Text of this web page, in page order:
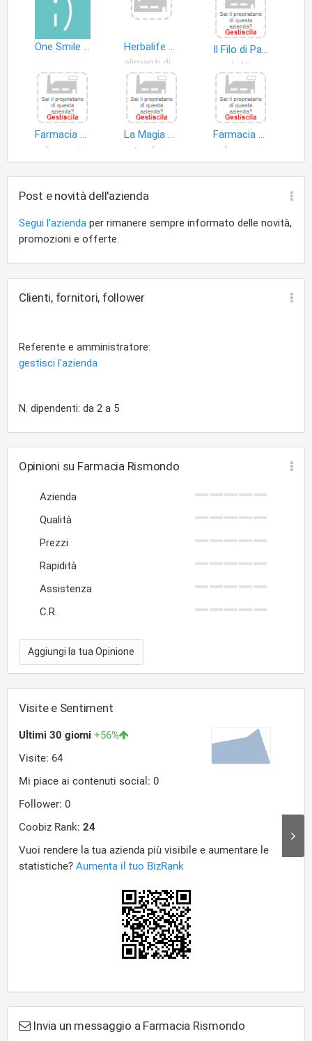
One Smile centro dentale
Herbalife Distributore Indipendente
Il Filo di Paglia di Vosca Rita S.n.c
Farmacia Al Redentore
farmaci
La Magia Verde
Farmacia Sant'antonio Della DOTT.SSA Milena Vittori
farmaci
Post e novità dell'azienda
Segui l'azienda per rimanere sempre informato delle novità,
promozioni e offerte.
Clienti, fornitori, follower
Referente e amministratore:
gestisci l'azienda
N. dipendenti: da 2 a 5
Opinioni su Farmacia Rismondo
Azienda
Qualità
Prezzi
Rapidità
Assistenza
C.R.
Aggiungi la tua Opinione
Visite e Sentiment
Invia un messaggio a Farmacia Rismondo